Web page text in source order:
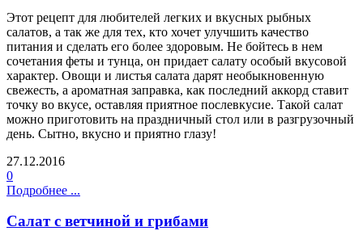
Этот рецепт для любителей легких и вкусных рыбных
салатов, а так же для тех, кто хочет улучшить качество
питания и сделать его более здоровым. Не бойтесь в нем
сочетания феты и тунца, он придает салату особый вкусовой
характер. Овощи и листья салата дарят необыкновенную
свежесть, а ароматная заправка, как последний аккорд ставит
точку во вкусе, оставляя приятное послевкусие. Такой салат
можно приготовить на праздничный стол или в разгрузочный
день. Сытно, вкусно и приятно глазу!
27.12.2016
0
Подробнее ...
Салат с ветчиной и грибами